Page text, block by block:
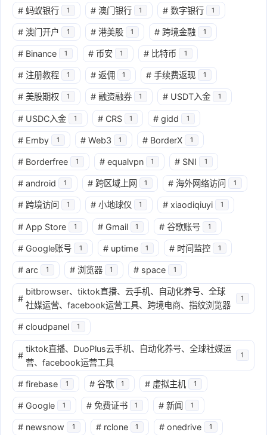
# 蚂蚁银行 1 # 澳门银行 1 # 数字银行 1
# 澳门开户 1 # 港美股 1 # 跨境金融 1
# Binance 1 # 币安 1 # 比特币 1
# 注册教程 1 # 返佣 1 # 手续费返现 1
# 美股期权 1 # 融资融券 1 # USDT入金 1
# USDC入金 1 # CRS 1 # gidd 1
# Emby 1 # Web3 1 # BorderX 1
# Borderfree 1 # equalvpn 1 # SNI 1
# android 1 # 跨区域上网 1 # 海外网络访问 1
# 跨境访问 1 # 小地球仪 1 # xiaodiqiuyi 1
# App Store 1 # Gmail 1 # 谷歌账号 1
# Google账号 1 # uptime 1 # 时间监控 1
# arc 1 # 浏览器 1 # space 1
#
bitbrowser、tiktok直播、云手机、自动化养号、全球
社媒运营、facebook运营工具、跨境电商、指纹浏览器
1
# cloudpanel 1
#
tiktok直播、DuoPlus云手机、自动化养号、全球社媒运
营、facebook运营工具
1
# firebase 1 # 谷歌 1 # 虚拟主机 1
# Google 1 # 免费证书 1 # 新闻 1
# newsnow 1 # rclone 1 # onedrive 1